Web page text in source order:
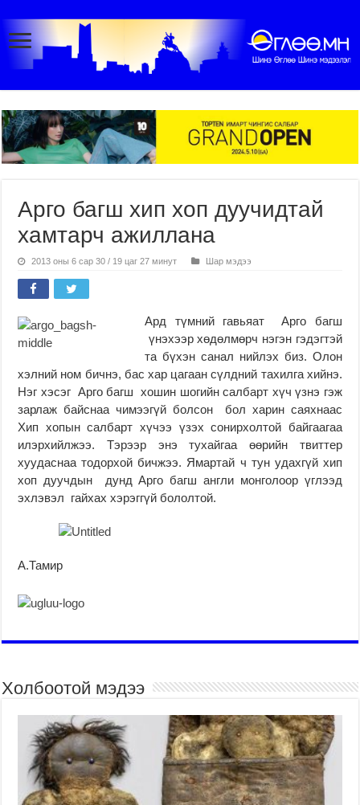
Арго багш хип хоп дуучидтай
хамтарч ажиллана
2013 оны 6 сар 30 / 19 цаг 27 минут Шар мэдээ
Ард түмний гавьяат Арго багш
үнэхээр хөдөлмөрч нэгэн гэдэгтэй
та бүхэн санал нийлэх биз. Олон
хэлний ном бичнэ, бас хар цагаан сүлдний тахилга хийнэ.
Нэг хэсэг Арго багш хошин шогийн салбарт хүч үзнэ гэж
зарлаж байснаа чимээгүй болсон бол харин саяхнаас
Хип хопын салбарт хүчээ үзэх сонирхолтой байгаагаа
илэрхийлжээ. Тэрээр энэ тухайгаа өөрийн твиттер
хуудаснаа тодорхой бичжээ. Ямартай ч тун удахгүй хип
хоп дуучдын дунд Арго багш англи монголоор үглээд
эхлэвэл гайхах хэрэггүй бололтой.
А.Тамир
Холбоотой мэдээ